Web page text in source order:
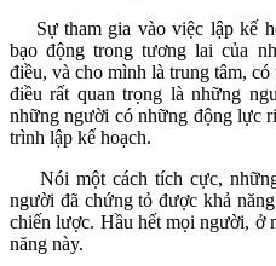
Sự tham gia vào việc lập kế
bạo động trong tương lai của
điều, và cho mình là trung tâm,
điều rất quan trọng là những
những người có những động lực
trình lập kế hoạch.
Nói một cách tích cực,
người đã chứng tỏ được khả
chiến lược. Hầu hết mọi người, ở
năng này.